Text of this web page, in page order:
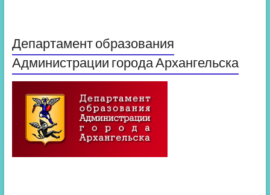
Департамент образования
Администрации города Архангельска